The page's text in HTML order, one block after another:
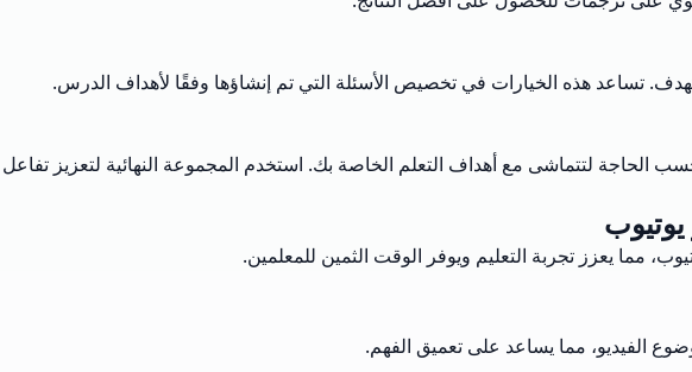
تساعد هذه الخيارات في تخصيص الأسئلة التي تم إنشاؤها وفقًا لأهداف الدرس.
الحاجة لتتماشى مع أهداف التعلم الخاصة بك. استخدم المجموعة النهائية لتعزيز تفاعل
يوتيوب
مما يعزز تجربة التعليم ويوفر الوقت الثمين للمعلمين.
الفيديو، مما يساعد على تعميق الفهم.